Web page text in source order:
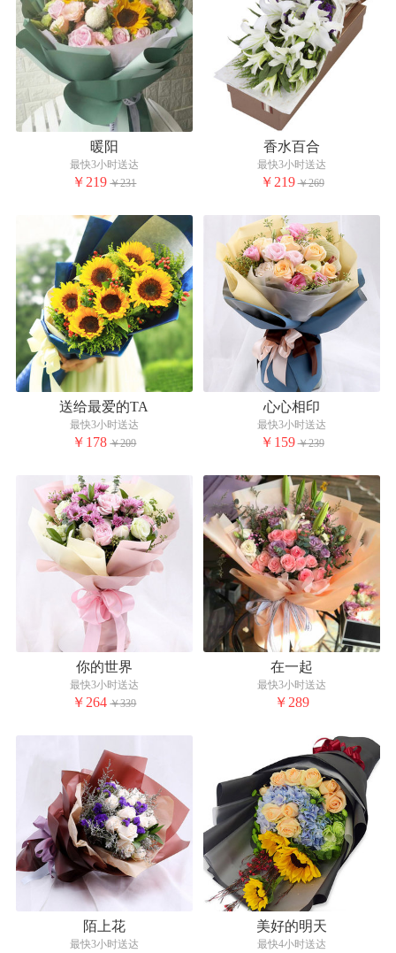
暖阳
最快3小时送达
￥219 ￥231
香水百合
最快3小时送达
￥219 ￥269
送给最爱的TA
最快3小时送达
￥178 ￥209
心心相印
最快3小时送达
￥159 ￥239
你的世界
最快3小时送达
￥264 ￥339
在一起
最快3小时送达
￥289
陌上花
最快3小时送达
美好的明天
最快4小时送达